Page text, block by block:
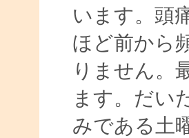
います。頭
ほど前から
りません。
ます。だい
みである土